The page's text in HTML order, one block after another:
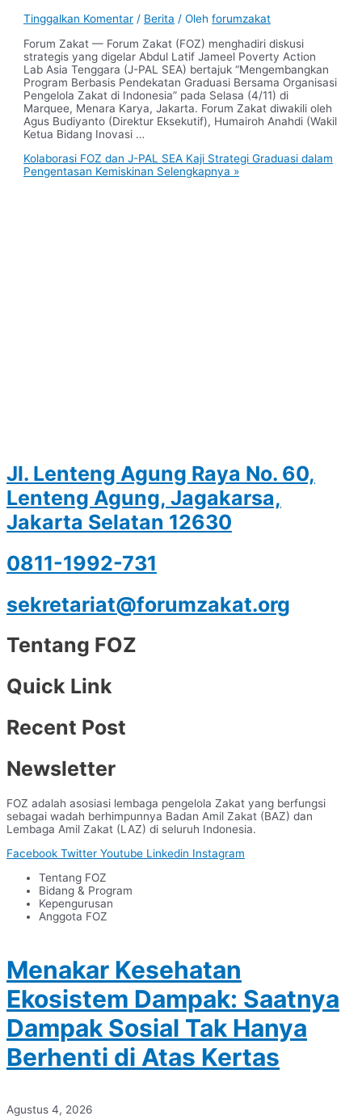
Tinggalkan Komentar / Berita / Olehforumzakat
Forum Zakat — Forum Zakat (FOZ) menghadiri diskusi
strategis yang digelar Abdul Latif Jameel Poverty Action
Lab Asia Tenggara (J-PAL SEA) bertajuk “Mengembangkan
Program Berbasis Pendekatan Graduasi Bersama Organisasi
Pengelola Zakat di Indonesia” pada Selasa (4/11) di
Marquee, Menara Karya, Jakarta. Forum Zakat diwakili oleh
Agus Budiyanto (Direktur Eksekutif), Humairoh Anahdi (Wakil
Ketua Bidang Inovasi …
Kolaborasi FOZ dan J-PAL SEA Kaji Strategi Graduasi dalam
Pengentasan Kemiskinan Selengkapnya »
Jl. Lenteng Agung Raya No. 60,
Lenteng Agung, Jagakarsa,
Jakarta Selatan 12630
0811-1992-731
sekretariat@forumzakat.org
Tentang FOZ
Quick Link
Recent Post
Newsletter
FOZ adalah asosiasi lembaga pengelola Zakat yang berfungsi
sebagai wadah berhimpunnya Badan Amil Zakat (BAZ) dan
Lembaga Amil Zakat (LAZ) di seluruh Indonesia.
Facebook Twitter Youtube Linkedin Instagram
Tentang FOZ
Bidang & Program
Kepengurusan
Anggota FOZ
Menakar Kesehatan
Ekosistem Dampak: Saatnya
Dampak Sosial Tak Hanya
Berhenti di Atas Kertas
Agustus 4, 2026